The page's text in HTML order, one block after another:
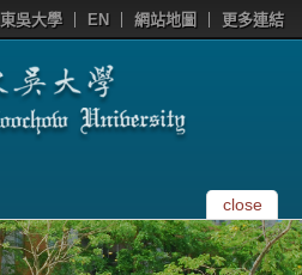
東吳大學 EN 網站地圖 更多連結
close